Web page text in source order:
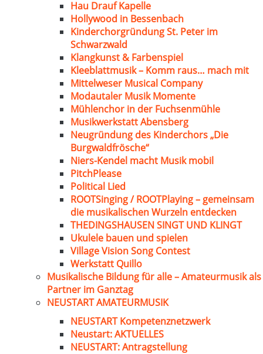
Hau Drauf Kapelle
Hollywood in Bessenbach
Kinderchorgründung St. Peter im
Schwarzwald
Klangkunst & Farbenspiel
Kleeblattmusik – Komm raus… mach mit
Mittelweser Musical Company
Modautaler Musik Momente
Mühlenchor in der Fuchsenmühle
Musikwerkstatt Abensberg
Neugründung des Kinderchors „Die
Burgwaldfrösche“
Niers-Kendel macht Musik mobil
PitchPlease
Political Lied
ROOTSinging / ROOTPlaying – gemeinsam
die musikalischen Wurzeln entdecken
THEDINGSHAUSEN SINGT UND KLINGT
Ukulele bauen und spielen
Village Vision Song Contest
Werkstatt Quillo
Musikalische Bildung für alle – Amateurmusik als
Partner im Ganztag
NEUSTART AMATEURMUSIK
NEUSTART Kompetenznetzwerk
Neustart: AKTUELLES
NEUSTART: Antragstellung